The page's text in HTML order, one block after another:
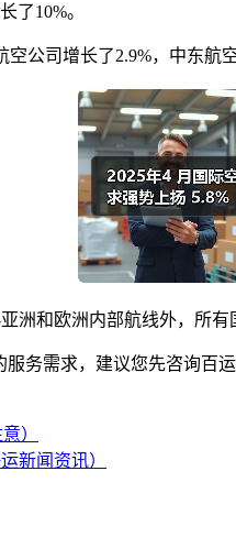
10%。
司增长了2.9%，中东航空
和欧洲内部航线外，所有
需求，建议您先咨询百
）
新闻资讯）